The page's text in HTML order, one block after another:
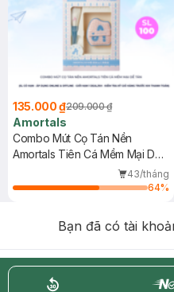
135.000 ₫209.000 ₫
Amortals
Combo Mút Cọ Tán Nền
Amortals Tiên Cá Mềm Mại Dễ
43/tháng
64%
Bạn đã có tài